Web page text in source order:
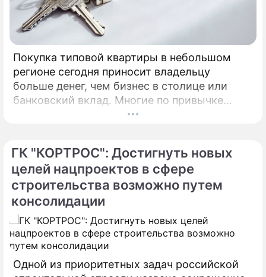
Покупка типовой квартиры в небольшом
регионе сегодня приносит владельцу
больше денег, чем бизнес в столице или
банковский вклад. Многие по привычке
думают, что инвестировать в жилье нужно
ГК "КОРТРОС": Достигнуть новых
целей нацпроектов в сфере
строительства возможно путем
консолидации
Одной из приоритетных задач российской